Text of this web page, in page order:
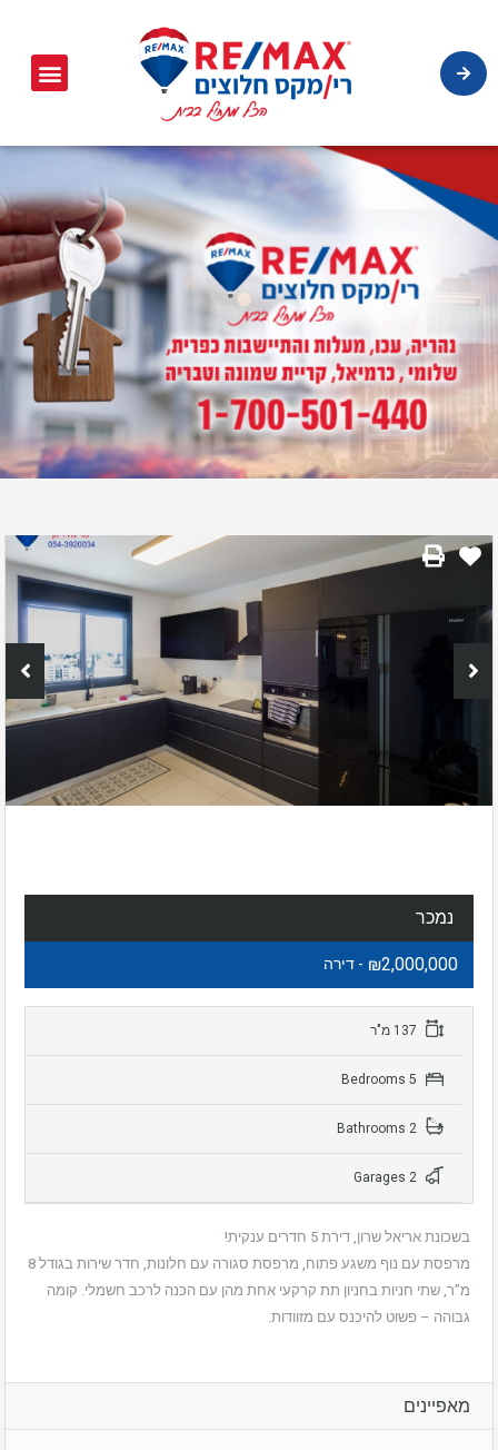
נמכר
₪2,000,000 - דירה
בשכונת אריאל שרון, דירת 5 חדרים ענקית!
מרפסת עם נוף משגע פתוח, מרפסת סגורה עם חלונות, חדר שירות בגודל 8
מ”ר, שתי חניות בחניון תת קרקעי אחת מהן עם הכנה לרכב חשמלי. קומה
גבוהה – פשוט להיכנס עם מזוודות.
מאפיינים